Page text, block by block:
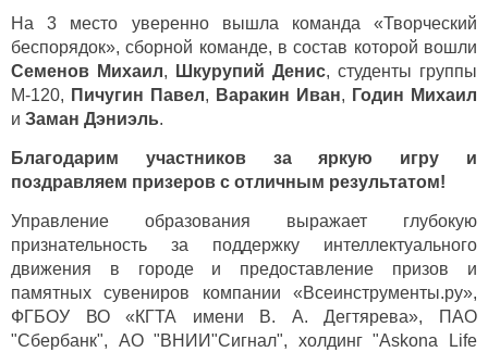
На 3 место уверенно вышла команда «Творческий
беспорядок», сборной команде, в состав которой вошли
Семенов Михаил, Шкурупий Денис, студенты группы
М-120, Пичугин Павел, Варакин Иван, Годин Михаил
и Заман Дэниэль.
Благодарим участников за яркую игру и
поздравляем призеров с отличным результатом!
Управление образования выражает глубокую
признательность за поддержку интеллектуального
движения в городе и предоставление призов и
памятных сувениров компании «Всеинструменты.ру»,
ФГБОУ ВО «КГТА имени В. А. Дегтярева», ПАО
"Сбербанк", АО "ВНИИ"Сигнал", холдинг "Askona Life